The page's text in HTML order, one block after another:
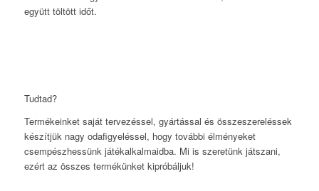
együtt töltött időt.
Tudtad?
Termékeinket saját tervezéssel, gyártással és összeszereléssek
készítjük nagy odafigyeléssel, hogy további élményeket
csempészhessünk játékalkalmaidba. Mi is szeretünk játszani,
ezért az összes termékünket kipróbáljuk!